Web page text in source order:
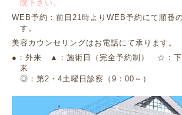
院下さい。
WEB予約：前日21時よりWEB予約にて順番
す。
美容カウンセリングはお電話にて承ります。
●：外来 ▲：施術日（完全予約制） ☆：下
来
◎：第2・4土曜日診察（9：00～）